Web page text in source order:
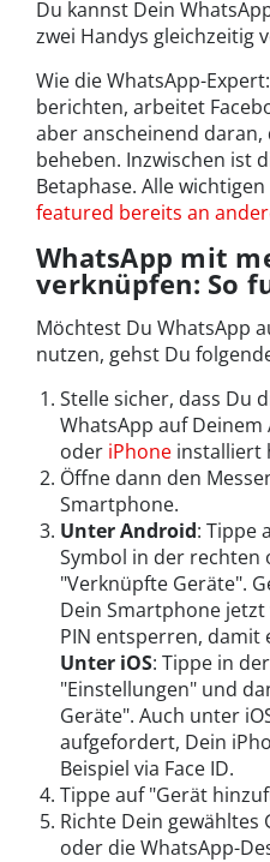
Du kannst Dein
zwei Handys gleichzeitig
Wie die WhatsApp-
berichten, arbeitet
aber anscheinend daran,
beheben. Inzwischen ist
Betaphase. Alle
featured bereits an
WhatsApp mit
verknüpfen: So
Möchtest Du WhatsApp
nutzen, gehst Du
Stelle sicher, dass Du
WhatsApp auf
oder iPhone installiert
Öffne dann den
Smartphone.
Unter Android: Tippe
Symbol in der rechten
"Verknüpfte Geräte".
Dein Smartphone
PIN entsperren, damit
Unter iOS: Tippe in
"Einstellungen" und
Geräte". Auch unter
aufgefordert, Dein
Beispiel via Face ID.
Tippe auf "Gerät
Richte Dein gewähltes
oder die WhatsApp-